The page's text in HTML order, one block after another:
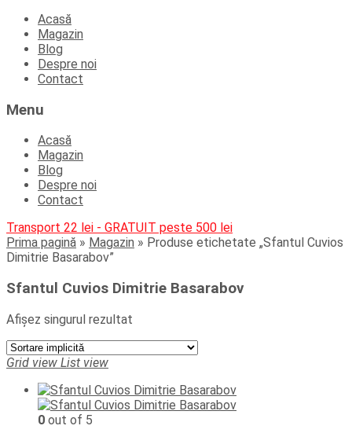
Skip
content
Acasă
Magazin
Blog
Despre noi
Contact
Menu
Acasă
Magazin
Blog
Despre noi
Contact
Transport 22 lei - GRATUIT peste 500 lei
Prima pagină » Magazin » Produse etichetate „Sfantul Cuvios
Dimitrie Basarabov”
Sfantul Cuvios Dimitrie Basarabov
Afișez singurul rezultat
Grid view List view
0 out of 5